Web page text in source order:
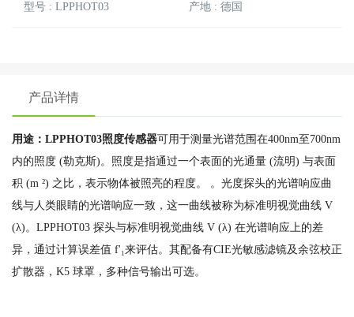
型号 : LPPHOT03 产地 : 德国
产品详情
用途：LPPHOT03照度传感器可用于测量光谱范围在400nm至700nm
内的照度 (勒克斯)。照度是指通过一个表面的光通量 (流明) 与表面
积 (m ²) 之比，表示物体被照亮的程度。 。光度探头的光谱响应曲
线与人类眼睛的光谱响应一致，这一曲线被称为标准明视觉曲线 V
(λ)。LPPHOT03 探头与标准明视觉曲线 V (λ) 在光谱响应上的差
异，通过计算误差值 f'₁来评估。其配备有CIE光敏感滤镜及余弦校正
扩散器，K5 球罩，多种信号输出可选。